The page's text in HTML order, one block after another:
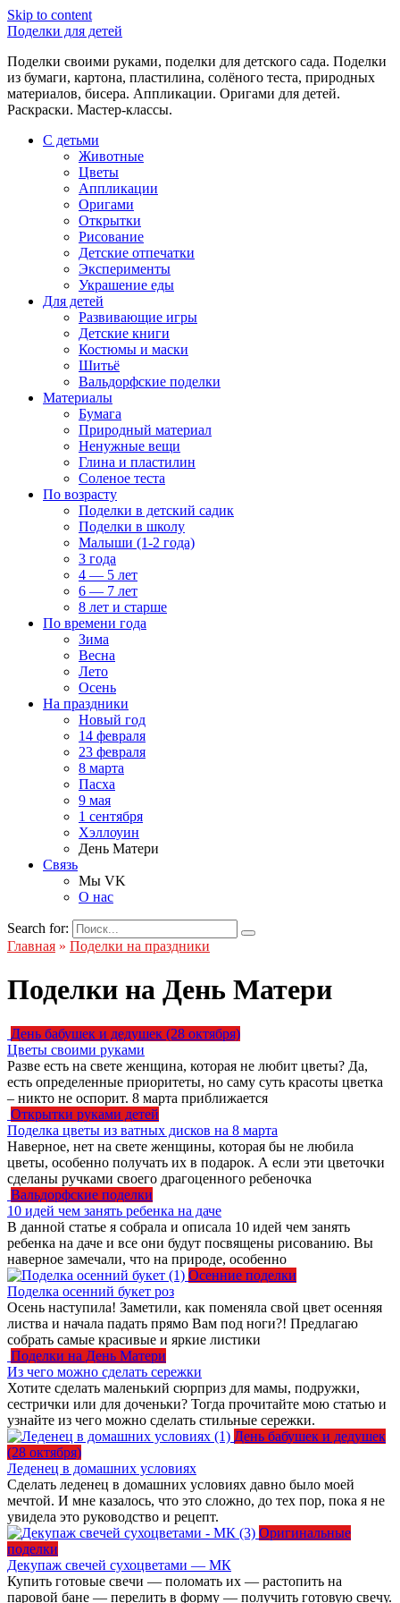
Skip to content
Поделки для детей
Поделки своими руками, поделки для детского сада. Поделки
из бумаги, картона, пластилина, солёного теста, природных
материалов, бисера. Аппликации. Оригами для детей.
Раскраски. Мастер-классы.
С детьми
Животные
Цветы
Аппликации
Оригами
Открытки
Рисование
Детские отпечатки
Эксперименты
Украшение еды
Для детей
Развивающие игры
Детские книги
Костюмы и маски
Шитьё
Вальдорфские поделки
Материалы
Бумага
Природный материал
Ненужные вещи
Глина и пластилин
Соленое теста
По возрасту
Поделки в детский садик
Поделки в школу
Малыши (1-2 года)
3 года
4 — 5 лет
6 — 7 лет
8 лет и старше
По времени года
Зима
Весна
Лето
Осень
На праздники
Новый год
14 февраля
23 февраля
8 марта
Пасха
9 мая
1 сентября
Хэллоуин
День Матери
Связь
Мы VK
О нас
Search for:
Главная » Поделки на праздники
Поделки на День Матери
День бабушек и дедушек (28 октября)
Цветы своими руками
Разве есть на свете женщина, которая не любит цветы? Да,
есть определенные приоритеты, но саму суть красоты цветка
– никто не оспорит. 8 марта приближается
Открытки руками детей
Поделка цветы из ватных дисков на 8 марта
Наверное, нет на свете женщины, которая бы не любила
цветы, особенно получать их в подарок. А если эти цветочки
сделаны ручками своего драгоценного ребеночка
Вальдорфские поделки
10 идей чем занять ребенка на даче
В данной статье я собрала и описала 10 идей чем занять
ребенка на даче и все они будут посвящены рисованию. Вы
наверное замечали, что на природе, особенно
Осенние поделки
Поделка осенний букет роз
Осень наступила! Заметили, как поменяла свой цвет осенняя
листва и начала падать прямо Вам под ноги?! Предлагаю
собрать самые красивые и яркие листики
Поделки на День Матери
Из чего можно сделать сережки
Хотите сделать маленький сюрприз для мамы, подружки,
сестрички или для доченьки? Тогда прочитайте мою статью и
узнайте из чего можно сделать стильные сережки.
День бабушек и дедушек
(28 октября)
Леденец в домашних условиях
Сделать леденец в домашних условиях давно было моей
мечтой. И мне казалось, что это сложно, до тех пор, пока я не
увидела это руководство и рецепт.
Оригинальные
поделки
Декупаж свечей сухоцветами — МК
Купить готовые свечи — поломать их — растопить на
паровой бане — перелить в форму — получить готовую свечу.